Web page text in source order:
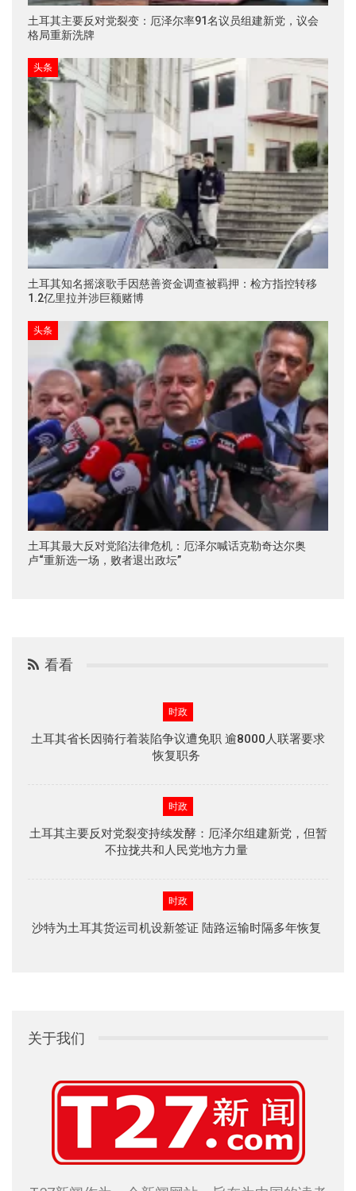
土耳其主要反对党裂变：厄泽尔率91名议员组建新党，议会
格局重新洗牌
头条
土耳其知名摇滚歌手因慈善资金调查被羁押：检方指控转移
1.2亿里拉并涉巨额赌博
头条
土耳其最大反对党陷法律危机：厄泽尔喊话克勒奇达尔奥
卢“重新选一场，败者退出政坛”
看看
时政
土耳其省长因骑行着装陷争议遭免职 逾8000人联署要求
恢复职务
时政
土耳其主要反对党裂变持续发酵：厄泽尔组建新党，但暂
不拉拢共和人民党地方力量
时政
沙特为土耳其货运司机设新签证 陆路运输时隔多年恢复
关于我们